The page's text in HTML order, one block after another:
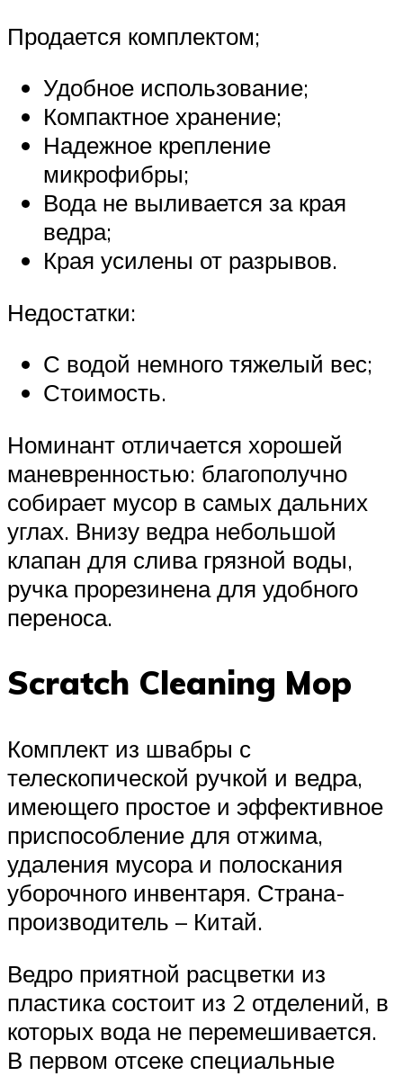
Продается комплектом;
Удобное использование;
Компактное хранение;
Надежное крепление
микрофибры;
Вода не выливается за края
ведра;
Края усилены от разрывов.
Недостатки:
С водой немного тяжелый вес;
Стоимость.
Номинант отличается хорошей
маневренностью: благополучно
собирает мусор в самых дальних
углах. Внизу ведра небольшой
клапан для слива грязной воды,
ручка прорезинена для удобного
переноса.
Scratch Cleaning Mop
Комплект из швабры с
телескопической ручкой и ведра,
имеющего простое и эффективное
приспособление для отжима,
удаления мусора и полоскания
уборочного инвентаря. Страна-
производитель – Китай.
Ведро приятной расцветки из
пластика состоит из 2 отделений, в
которых вода не перемешивается.
В первом отсеке специальные